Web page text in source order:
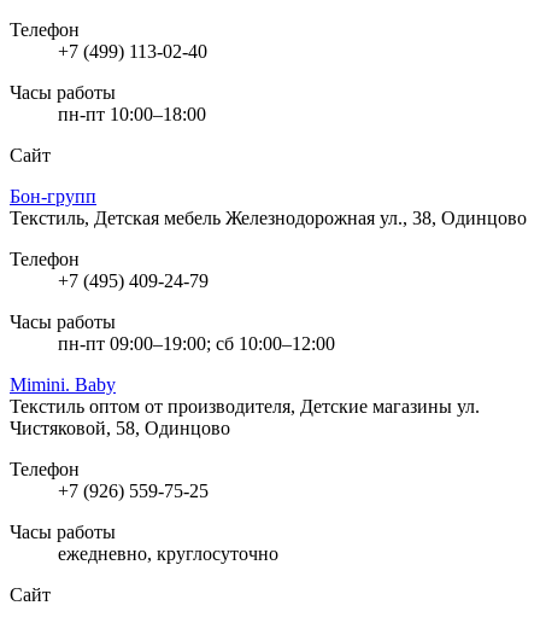
Телефон
+7 (499) 113-02-40
Часы работы
пн-пт 10:00–18:00
Сайт
Бон-групп
Текстиль, Детская мебель Железнодорожная ул., 38, Одинцово
Телефон
+7 (495) 409-24-79
Часы работы
пн-пт 09:00–19:00; сб 10:00–12:00
Mimini. Baby
Текстиль оптом от производителя, Детские магазины ул.
Чистяковой, 58, Одинцово
Телефон
+7 (926) 559-75-25
Часы работы
ежедневно, круглосуточно
Сайт